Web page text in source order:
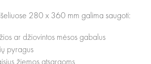
280 x 360 mm galima saugoti:
ar džiovintos mėsos gabalus
pyragus
žiemos atsargoms